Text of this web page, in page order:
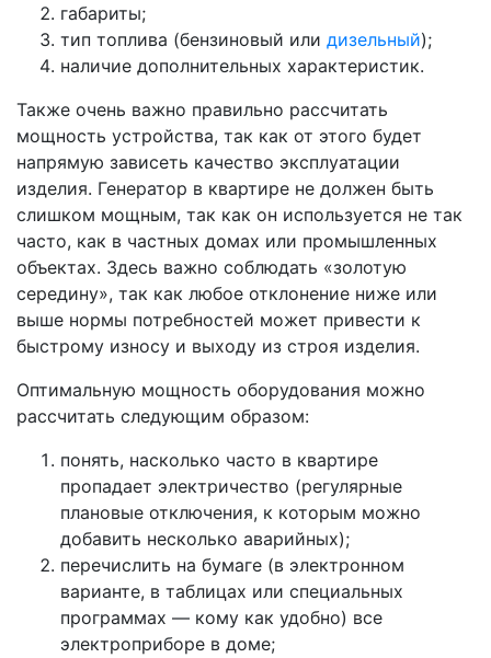
габариты;
тип топлива (бензиновый или дизельный);
наличие дополнительных характеристик.
Также очень важно правильно рассчитать
мощность устройства, так как от этого будет
напрямую зависеть качество эксплуатации
изделия. Генератор в квартире не должен быть
слишком мощным, так как он используется не так
часто, как в частных домах или промышленных
объектах. Здесь важно соблюдать «золотую
середину», так как любое отклонение ниже или
выше нормы потребностей может привести к
быстрому износу и выходу из строя изделия.
Оптимальную мощность оборудования можно
рассчитать следующим образом:
понять, насколько часто в квартире
пропадает электричество (регулярные
плановые отключения, к которым можно
добавить несколько аварийных);
перечислить на бумаге (в электронном
варианте, в таблицах или специальных
программах — кому как удобно) все
электроприборе в доме;